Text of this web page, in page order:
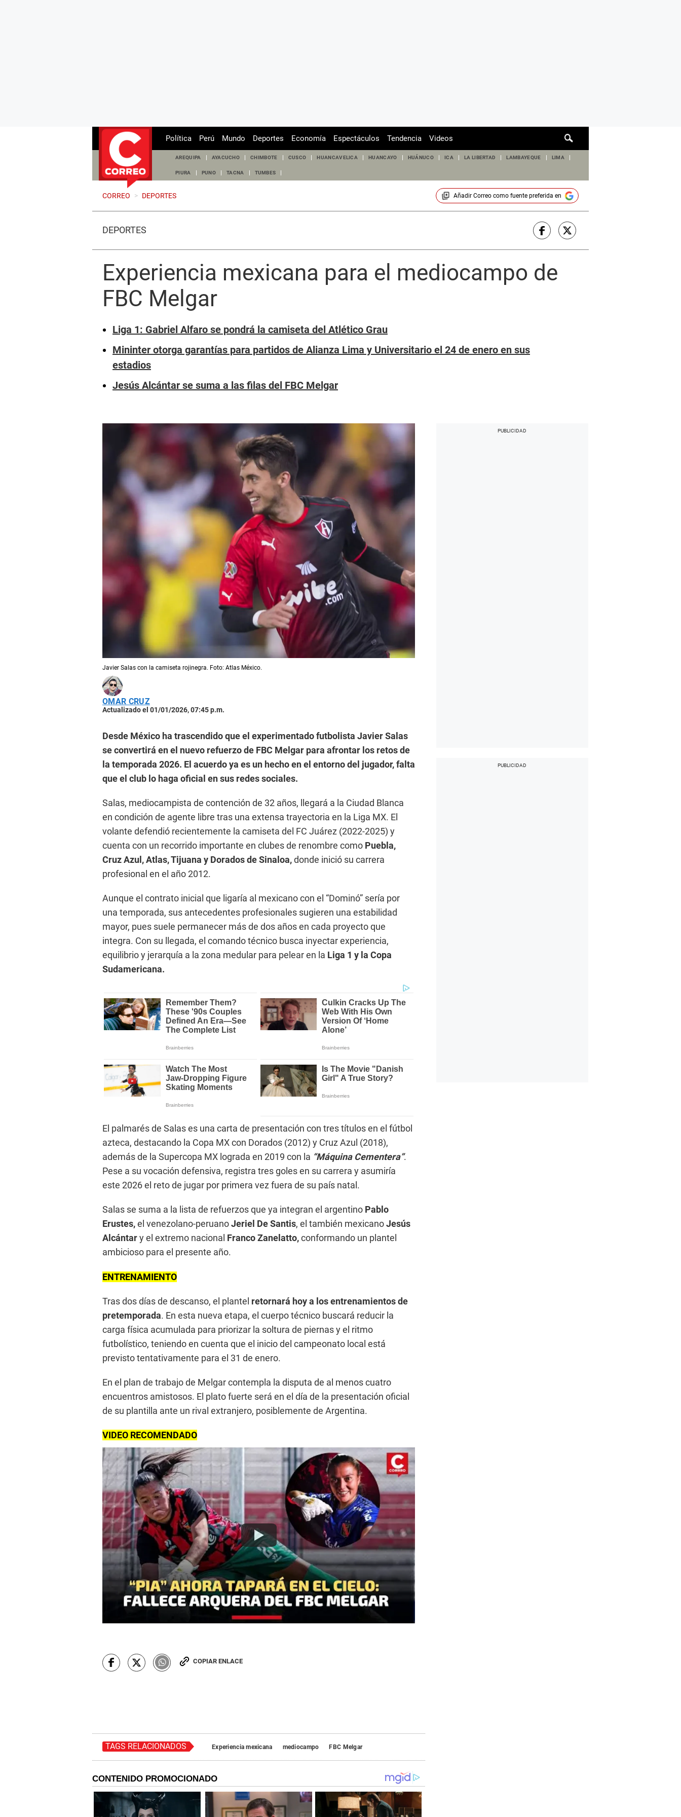
de
Política Perú Mundo Deportes Economía Espectáculos Tendencia Videos
AREQUIPA AYACUCHO CHIMBOTE CUSCO HUANCAVELICA HUANCAYO HUÁNUCO ICA LA LIBERTAD LAMBAYEQUE LIMA
PIURA PUNO TACNA TUMBES
CORREO > DEPORTES Añadir Correocomo fuente preferida en
DEPORTES
Experiencia mexicana para el mediocampo de
FBC Melgar
Liga 1: Gabriel Alfaro se pondrá la camiseta del Atlético Grau
Mininter otorga garantías para partidos de Alianza Lima y Universitario el 24 de enero en sus
estadios
Jesús Alcántar se suma a las filas del FBC Melgar
Javier Salas con la camiseta rojinegra. Foto: Atlas México.
OMAR CRUZ
Actualizado el 01/01/2026, 07:45 p.m.
Desde México ha trascendido que el experimentado futbolista Javier Salas
se convertirá en el nuevo refuerzo de FBC Melgar para afrontar los retos de
la temporada 2026. El acuerdo ya es un hecho en el entorno del jugador, falta
que el club lo haga oficial en sus redes sociales.
Salas, mediocampista de contención de 32 años, llegará a la Ciudad Blanca
en condición de agente libre tras una extensa trayectoria en la Liga MX. El
volante defendió recientemente la camiseta del FC Juárez (2022-2025) y
cuenta con un recorrido importante en clubes de renombre como Puebla,
Cruz Azul, Atlas, Tijuana y Dorados de Sinaloa,donde inició su carrera
profesional en el año 2012.
Aunque el contrato inicial que ligaría al mexicano con el “Dominó” sería por
una temporada, sus antecedentes profesionales sugieren una estabilidad
mayor, pues suele permanecer más de dos años en cada proyecto que
integra. Con su llegada, el comando técnico busca inyectar experiencia,
equilibrio y jerarquía a la zona medular para pelear en la Liga 1 y la Copa
Sudamericana.
El palmarés de Salas es una carta de presentación con tres títulos en el fútbol
azteca, destacando la Copa MX con Dorados (2012) y Cruz Azul (2018),
además de la Supercopa MX lograda en 2019 con la “Máquina Cementera”.
Pese a su vocación defensiva, registra tres goles en su carrera y asumiría
este 2026 el reto de jugar por primera vez fuera de su país natal.
Salas se suma a la lista de refuerzos que ya integran el argentino Pablo
Erustes,el venezolano-peruanoJeriel De Santis, el también mexicanoJesús
Alcántary el extremo nacional Franco Zanelatto,conformando un plantel
ambicioso para el presente año.
ENTRENAMIENTO
Tras dos días de descanso, el plantel retornará hoy a los entrenamientos de
pretemporada. En esta nueva etapa, el cuerpo técnico buscará reducir la
carga física acumulada para priorizar la soltura de piernas y el ritmo
futbolístico, teniendo en cuenta que el inicio del campeonato local está
previsto tentativamente para el 31 de enero.
En el plan de trabajo de Melgar contempla la disputa de al menos cuatro
encuentros amistosos. El plato fuerte será en el día de la presentación oficial
de su plantilla ante un rival extranjero, posiblemente de Argentina.
VIDEO RECOMENDADO
COPIAR ENLACE
TAGS RELACIONADOS Experiencia mexicana mediocampo FBC Melgar